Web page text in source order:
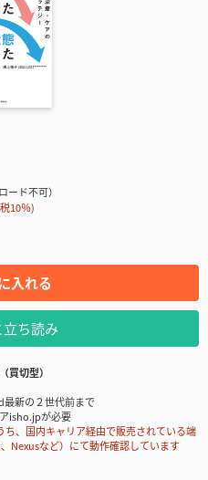
ード不可）
10％)
入れる
ち読み
買切型）
新の２世代前まで
isho.jpが必要
、国内キャリア経由で販売されている端
Nexusなど）にて動作確認しています